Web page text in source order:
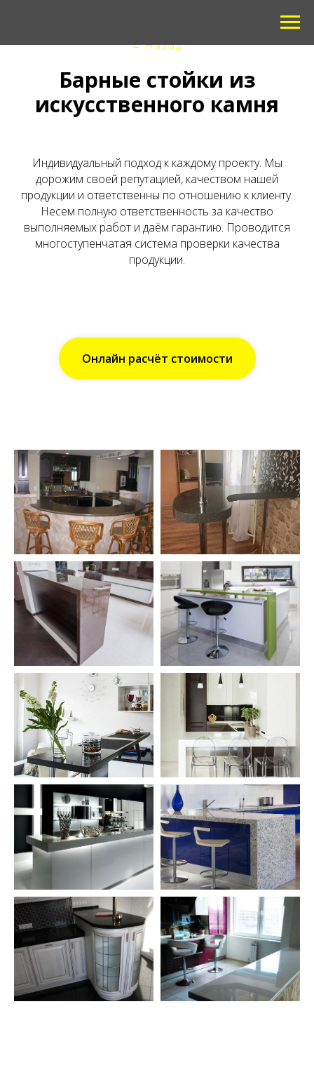
← Назад
Барные стойки из
искусственного камня
Индивидуальный подход к каждому проекту. Мы
дорожим своей репутацией, качеством нашей
продукции и ответственны по отношению к клиенту.
Несем полную ответственность за качество
выполняемых работ и даём гарантию. Проводится
многоступенчатая система проверки качества
продукции.
Онлайн расчёт стоимости